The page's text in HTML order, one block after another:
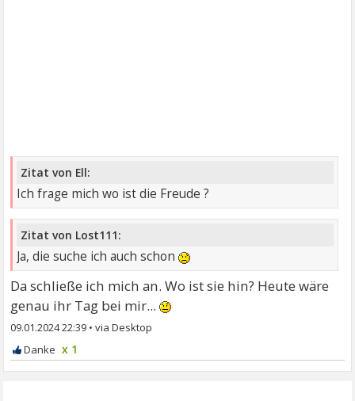
Zitat von Ell:
Ich frage mich wo ist die Freude ?
Zitat von Lost111:
Ja, die suche ich auch schon
Da schließe ich mich an. Wo ist sie hin? Heute wäre
genau ihr Tag bei mir...
09.01.2024 22:39 •
x 1